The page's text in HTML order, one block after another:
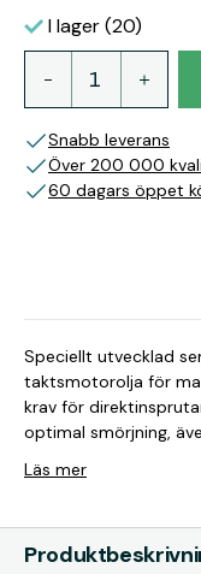
I lager (20)
Snabb leverans
Över 200 000
60 dagars öppet
Speciellt utvecklad
taktsmotorolja för
krav för
optimal smörjning,
förbränns utan rök.
blandningsförhållande
för alla övriga 2- och
Läs mer